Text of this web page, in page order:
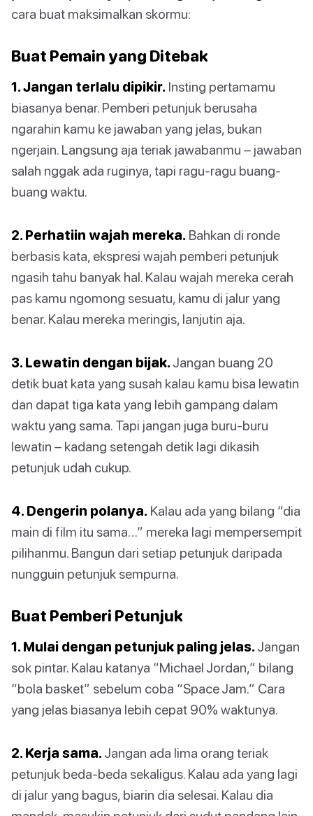
cara buat maksimalkan skormu:
Buat Pemain yang Ditebak
1. Jangan terlalu dipikir. Insting pertamamu
biasanya benar. Pemberi petunjuk berusaha
ngarahin kamu ke jawaban yang jelas, bukan
ngerjain. Langsung aja teriak jawabanmu – jawaban
salah nggak ada ruginya, tapi ragu-ragu buang-
buang waktu.
2. Perhatiin wajah mereka. Bahkan di ronde
berbasis kata, ekspresi wajah pemberi petunjuk
ngasih tahu banyak hal. Kalau wajah mereka cerah
pas kamu ngomong sesuatu, kamu di jalur yang
benar. Kalau mereka meringis, lanjutin aja.
3. Lewatin dengan bijak. Jangan buang 20
detik buat kata yang susah kalau kamu bisa lewatin
dan dapat tiga kata yang lebih gampang dalam
waktu yang sama. Tapi jangan juga buru-buru
lewatin – kadang setengah detik lagi dikasih
petunjuk udah cukup.
4. Dengerin polanya. Kalau ada yang bilang “dia
main di film itu sama…” mereka lagi mempersempit
pilihanmu. Bangun dari setiap petunjuk daripada
nungguin petunjuk sempurna.
Buat Pemberi Petunjuk
1. Mulai dengan petunjuk paling jelas. Jangan
sok pintar. Kalau katanya “Michael Jordan,” bilang
“bola basket” sebelum coba “Space Jam.” Cara
yang jelas biasanya lebih cepat 90% waktunya.
2. Kerja sama. Jangan ada lima orang teriak
petunjuk beda-beda sekaligus. Kalau ada yang lagi
di jalur yang bagus, biarin dia selesai. Kalau dia